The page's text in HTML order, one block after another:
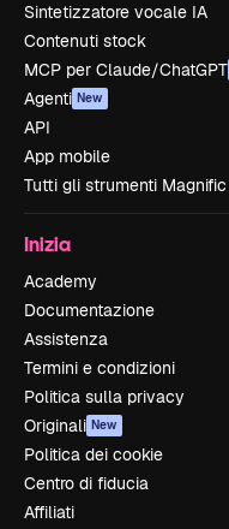
Sintetizzatore vocale IA
Contenuti stock
MCP per Claude/ChatGPT
Agenti New
API
App mobile
Tutti gli strumenti Magnific
Inizia
Academy
Documentazione
Assistenza
Termini e condizioni
Politica sulla privacy
Originali New
Politica dei cookie
Centro di fiducia
Affiliati